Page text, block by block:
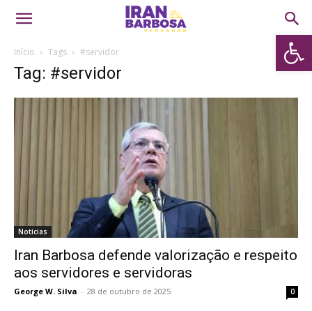
Abrir
Início Tags #servidor
Tag: #servidor
Notícias
Iran Barbosa defende valorização e respeito
aos servidores e servidoras
George W. Silva - 28 de outubro de 2025 0